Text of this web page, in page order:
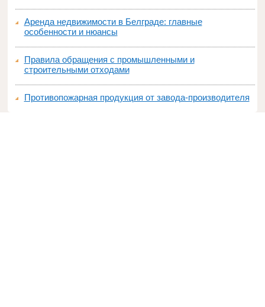
Аренда недвижимости в Белграде: главные
особенности и нюансы
Правила обращения с промышленными и
строительными отходами
Противопожарная продукция от завода-производителя